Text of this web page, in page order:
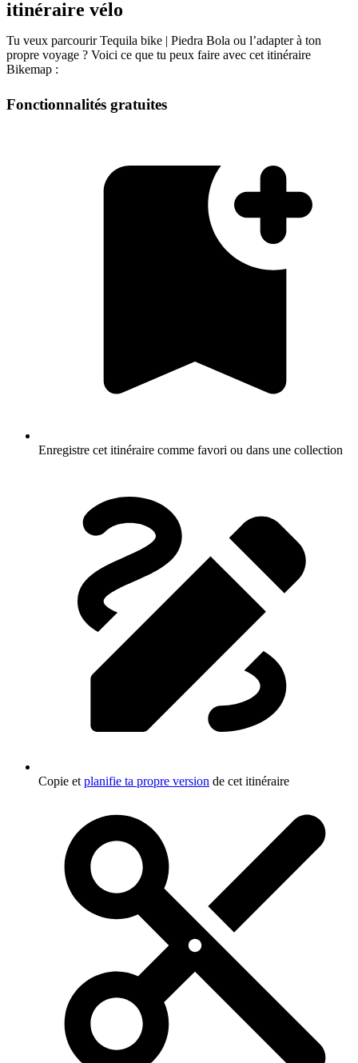
itinéraire vélo
Tu veux parcourir Tequila bike | Piedra Bola ou l’adapter à ton
propre voyage ? Voici ce que tu peux faire avec cet itinéraire
Bikemap :
Fonctionnalités gratuites
Enregistre cet itinéraire comme favori ou dans une collection
Copie et planifie ta propre version de cet itinéraire